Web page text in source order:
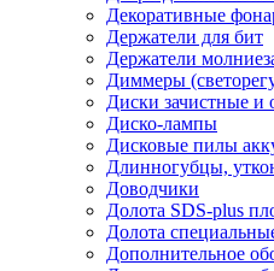
Декоративные
Держатели для бит
Держатели
Диммеры
Диски зачистные и
Диско-лампы
Дисковые пилы
Длинногубцы,
Доводчики
Долота SDS-plus
Долота
Дополнительное